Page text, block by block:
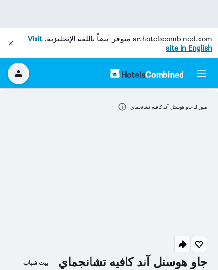
ar.hotelscombined.com متوفر أيضاً باللغة الإنجليزية.Visit
site in English
جاو هوستل آند كافيه تشانجماي بيت شباب
صور لـ جاو هوستل آند كافيه تشانجماي